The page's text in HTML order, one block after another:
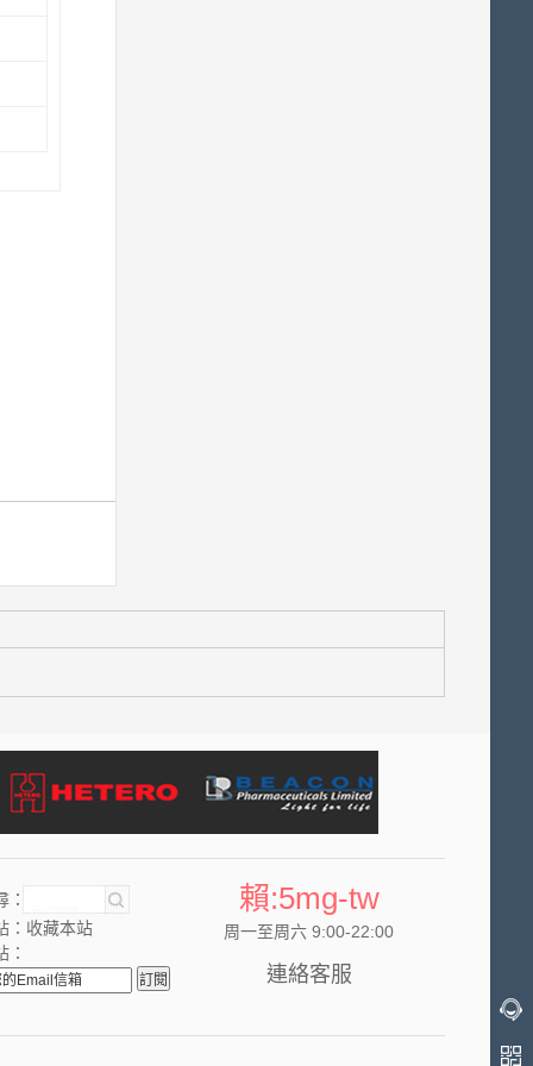
：
： 收藏本站
：
賴:5mg-tw
周一至周六 9:00-22:00
連絡客服